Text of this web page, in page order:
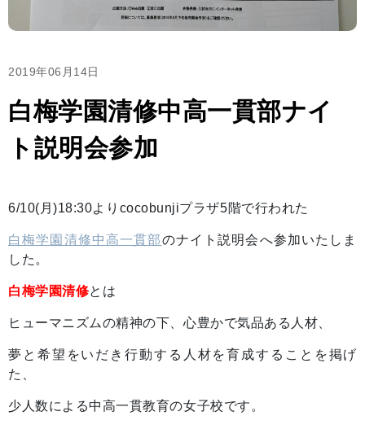
2019年06月14日
白梅学園清修中高一貫部ナイ
ト説明会参加
6/10(月)18:30よりcocobunjiプラザ5階で行われた
白梅学園清修中高一貫部のナイト説明会へ参加いたしま
した。
白梅学園清修とは
ヒューマニズムの精神の下、心豊かで気品ある人材、
夢と希望をいだき行動する人材を育成することを掲げ
た、
少人数による中高一貫教育の女子校です。